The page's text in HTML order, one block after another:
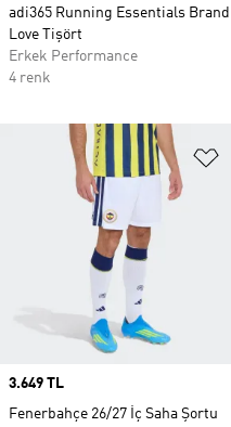
adi365 Running Essentials Brand
Love Tişört
Erkek Performance
4 renk
Price
3.649 TL
Fenerbahçe 26/27 İç Saha Şortu